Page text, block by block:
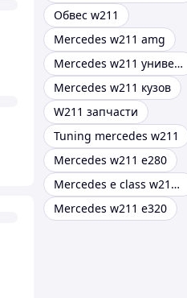
Обвес w211
Mercedes w211 amg
Mercedes w211 универсал
Mercedes w211 кузов
W211 запчасти
Tuning mercedes w211
Mercedes w211 e280
Mercedes e class w212 tuning
Mercedes w211 e320